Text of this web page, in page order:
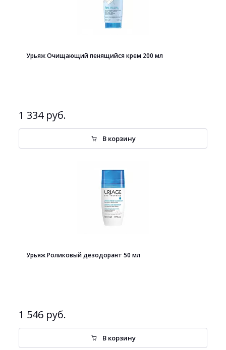
Урьяж Очищающий пенящийся крем 200 мл
1 334 руб.
В корзину
Урьяж Роликовый дезодорант 50 мл
1 546 руб.
В корзину